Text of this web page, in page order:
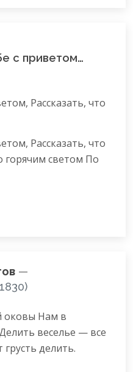
с приветом…
Рассказать, что
Рассказать, что
горячим светом По
—
оковы Нам в
веселье — все
делить.